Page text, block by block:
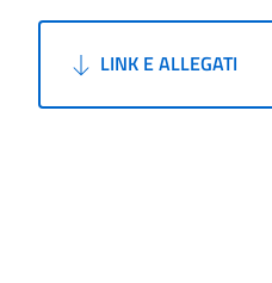
LINK E ALLEGATI